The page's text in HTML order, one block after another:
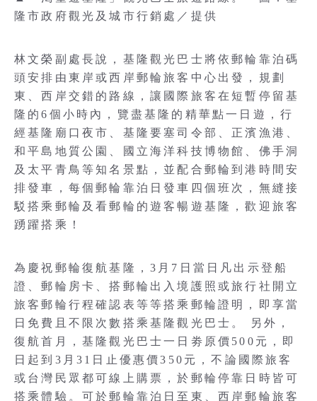
隆市政府觀光及城市行銷處／提供
林文榮副處長說，基隆觀光巴士將依郵輪靠泊碼
頭安排由東岸或西岸郵輪旅客中心出發，規劃
東、西岸交錯的路線，讓國際旅客在短暫停留基
隆的6個小時內，覽盡基隆的精華點一日遊，行
經基隆廟口夜市、基隆要塞司令部、正濱漁港、
和平島地質公園、國立海洋科技博物館、佛手洞
及太平青鳥等知名景點，並配合郵輪到港時間安
排發車，每個郵輪靠泊日發車四個班次，無縫接
駁搭乘郵輪及看郵輪的遊客暢遊基隆，歡迎旅客
踴躍搭乘！
為慶祝郵輪復航基隆，3月7日當日凡出示登船
證、郵輪房卡、搭郵輪出入境護照或旅行社開立
旅客郵輪行程確認表等等搭乘郵輪證明，即享當
日免費且不限次數搭乘基隆觀光巴士。 另外，
復航首月，基隆觀光巴士一日劵原價500元，即
日起到3月31日止優惠價350元，不論國際旅客
或台灣民眾都可線上購票，於郵輪停靠日時皆可
搭乘體驗。可於郵輪靠泊日至東、西岸郵輪旅客